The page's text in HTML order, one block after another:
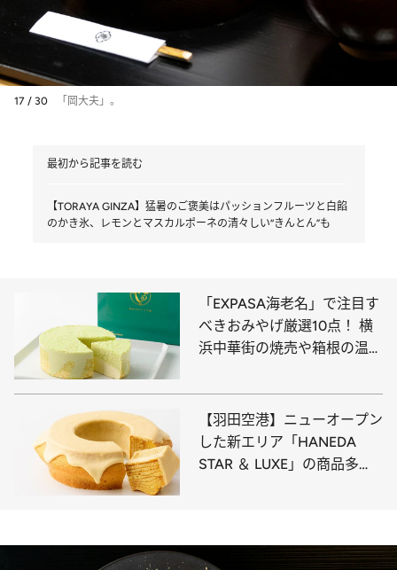
17 / 30 「岡大夫」。
最初から記事を読む
【TORAYA GINZA】猛暑のご褒美はパッションフルーツと白餡
のかき氷、レモンとマスカルポーネの清々しい“きんとん”も
「EXPASA海老名」で注目す
べきおみやげ厳選10点！ 横
浜中華街の焼売や箱根の温泉
手がけるカレーまんやパイ菓
子など必見
【羽田空港】ニューオープン
した新エリア「HANEDA
STAR ＆ LUXE」の商品多